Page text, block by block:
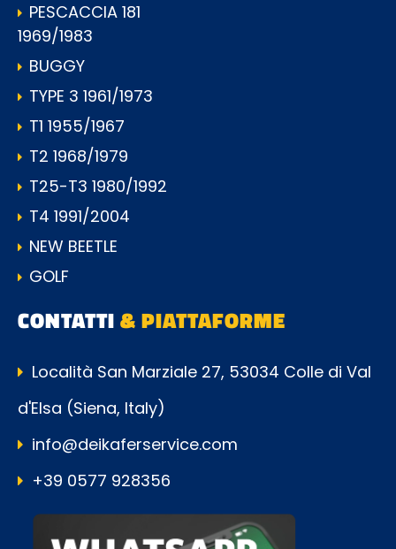
PESCACCIA 181
1969/1983
BUGGY
TYPE 3 1961/1973
T1 1955/1967
T2 1968/1979
T25-T3 1980/1992
T4 1991/2004
NEW BEETLE
GOLF
CONTATTI& PIATTAFORME
Località San Marziale 27, 53034 Colle di Val
d'Elsa (Siena, Italy)
info@deikaferservice.com
+39 0577 928356